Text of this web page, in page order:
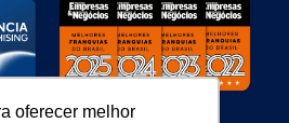
oferecer melhor